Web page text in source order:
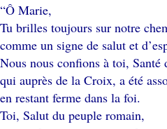
“Ô Marie,
Tu brilles toujours sur notre
comme un signe de salut et
Nous nous confions à toi, Santé
qui auprès de la Croix, a été
en restant ferme dans la foi.
Toi, Salut du peuple romain,